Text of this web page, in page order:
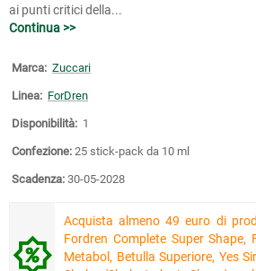
ai punti critici della...
Continua >>
Marca: Zuccari
Linea: ForDren
Disponibilità: 1
Confezione: 25 stick-pack da 10 ml
Scadenza: 30-05-2028
Acquista almeno 49 euro di
Fordren Complete Super Shape,
Metabol, Betulla Superiore, Yes